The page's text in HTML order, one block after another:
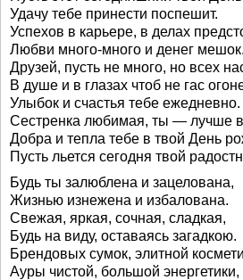
Удачу тебе принести поспешит.
Успехов в карьере, в делах
Любви много-много и денег мешок.
Друзей, пусть не много, но всех
В душе и в глазах чтоб не гас
Улыбок и счастья тебе ежедневно.
Сестренка любимая, ты — лучше
Добра и тепла тебе в твой День
Пусть льется сегодня твой
Будь ты залюблена и зацелована,
Жизнью изнежена и избалована.
Свежая, яркая, сочная, сладкая,
Будь на виду, оставаясь загадкою.
Брендовых сумок, элитной
Ауры чистой, большой энергетики,